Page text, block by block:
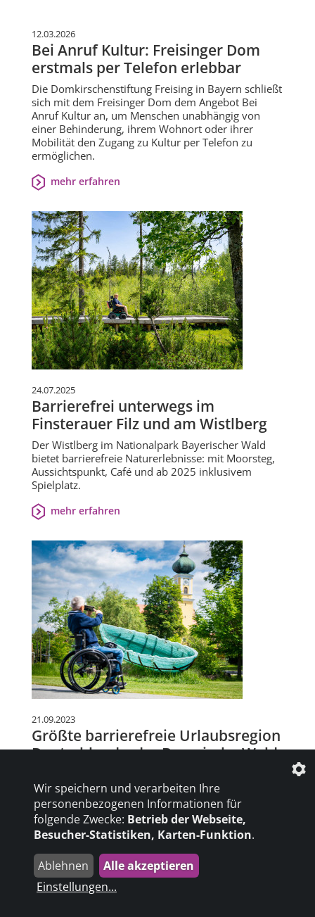
12.03.2026
Bei Anruf Kultur: Freisinger Dom
erstmals per Telefon erlebbar
Die Domkirschenstiftung Freising in Bayern schließt
sich mit dem Freisinger Dom dem Angebot Bei
Anruf Kultur an, um Menschen unabhängig von
einer Behinderung, ihrem Wohnort oder ihrer
Mobilität den Zugang zu Kultur per Telefon zu
ermöglichen.
mehr erfahren
24.07.2025
Barrierefrei unterwegs im
Finsterauer Filz und am Wistlberg
Der Wistlberg im Nationalpark Bayerischer Wald
bietet barrierefreie Naturerlebnisse: mit Moorsteg,
Aussichtspunkt, Café und ab 2025 inklusivem
Spielplatz.
mehr erfahren
21.09.2023
Größte barrierefreie Urlaubsregion
Deutschlands: der Bayerische Wald
mit und ohne Behinderung wurde der Bayerische
Wald, die größte barrierefreie Urlaubsregion
Deutschlands, kürzlich als Barrierefreie
Tourismusregion ausgezeichnet.
mehr erfahren
Wir speichern und verarbeiten Ihre
personenbezogenen Informationen für
folgende Zwecke: Betrieb der Webseite,
Besucher-Statistiken, Karten-Funktion.
Ablehnen
Alle akzeptieren
Einstellungen...